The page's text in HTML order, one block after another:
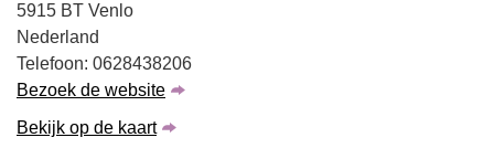
5915 BT Venlo
Nederland
Telefoon: 0628438206
Bezoek de website
Bekijk op de kaart